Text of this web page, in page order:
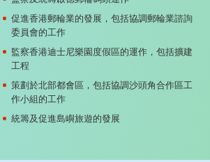
促進香港郵輪業的發展，包括協調郵輪業諮詢
委員會的工作
監察香港迪士尼樂園度假區的運作，包括擴建
工程
策劃於北部都會區，包括協調沙頭角合作區工
作小組的工作
統籌及促進島嶼旅遊的發展